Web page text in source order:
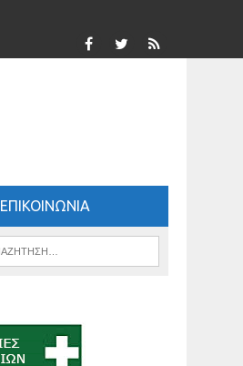
ΕΠΙΚΟΙΝΩΝΙΑ